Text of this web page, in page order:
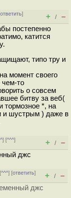
ответить]
+ / –
постепенно
катится
типо тру и
момент своего
чем-то
о совсем
битву за веб(
тормозное *, на
и шустрым ) даже в
] [^^^]
+ / –
джс
^^^] [ответить]
+ / –
джс